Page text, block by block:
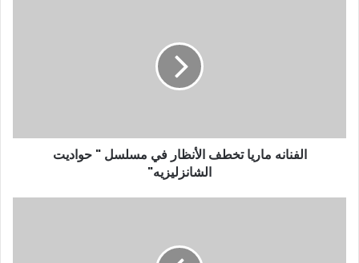
ر
الفنانه ماريا تخطف الأنظار في مسلسل " حواديت
الشانزليزيه"